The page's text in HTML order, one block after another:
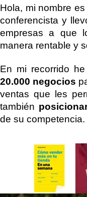
Hola, mi nombre es
conferencista y
empresas a que
manera rentable y
En mi recorrido
20.000 negocios
ventas que les
también
de su competencia.